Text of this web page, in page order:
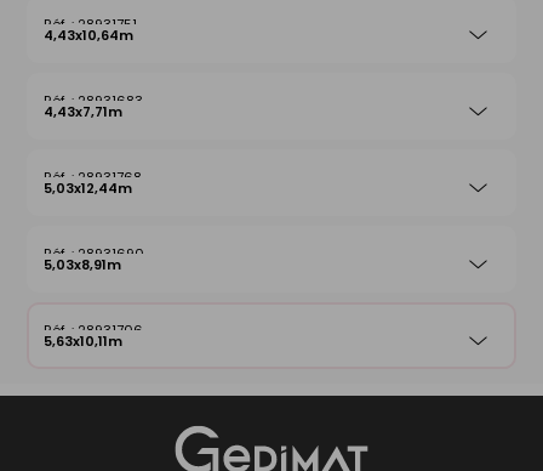
28931751
4,43x10,64m
28931683
4,43x7,71m
28931768
5,03x12,44m
28931690
5,03x8,91m
28931706
5,63x10,11m